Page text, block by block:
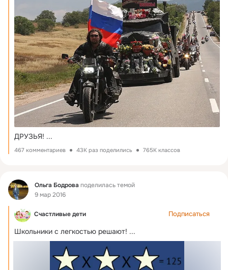
ДРУЗЬЯ! ...
467 комментариев 43K раз поделились 765K классов
Фид Ольга Бодрова поделилась темой
9 мар 2016
Счастливые дети Подписаться
Школьники с легкостью решают! ...